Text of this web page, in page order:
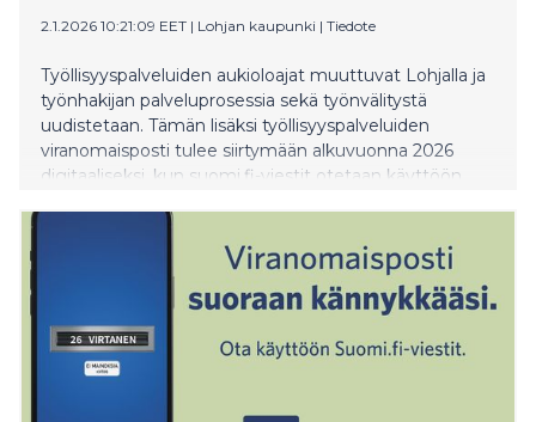
2.1.2026 10:21:09 EET | Lohjan kaupunki | Tiedote
Työllisyyspalveluiden aukioloajat muuttuvat Lohjalla ja
työnhakijan palveluprosessia sekä työnvälitystä
uudistetaan. Tämän lisäksi työllisyyspalveluiden
viranomaisposti tulee siirtymään alkuvuonna 2026
digitaaliseksi, kun suomi.fi-viestit otetaan käyttöön.